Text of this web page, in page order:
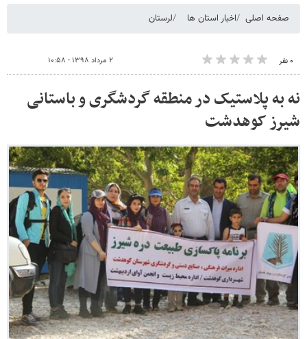
صفحه اصلی اخبار استان ها لرستان
۰ نفر ۲ مرداد ۱۳۹۸ - ۱۰:۵۸
نه به پلاستیک در منطقه گردشگری و باستانی
شیرز کوهدشت